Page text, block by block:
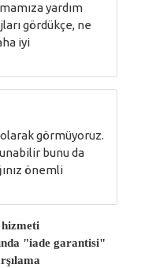
yardım
gördükçe, ne
iyi
görmüyoruz.
bunu da
önemli
hizmeti
"iade garantisi"